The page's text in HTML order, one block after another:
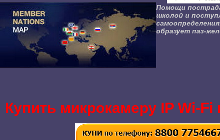
Помощи
школой и
образует паз-
Купить микрокамеру IP Wi-